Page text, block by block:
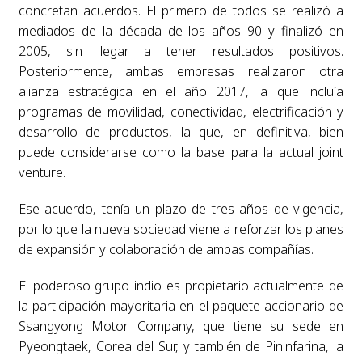
concretan acuerdos. El primero de todos se realizó a
mediados de la década de los años 90 y finalizó en
2005, sin llegar a tener resultados positivos.
Posteriormente, ambas empresas realizaron otra
alianza estratégica en el año 2017, la que incluía
programas de movilidad, conectividad, electrificación y
desarrollo de productos, la que, en definitiva, bien
puede considerarse como la base para la actual joint
venture.
Ese acuerdo, tenía un plazo de tres años de vigencia,
por lo que la nueva sociedad viene a reforzar los planes
de expansión y colaboración de ambas compañías.
El poderoso grupo indio es propietario actualmente de
la participación mayoritaria en el paquete accionario de
Ssangyong Motor Company, que tiene su sede en
Pyeongtaek, Corea del Sur, y también de Pininfarina, la